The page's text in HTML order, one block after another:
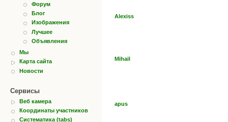
Форум
Блог
Изображения
Лучшее
Объявления
Мы
Карта сайта
Новости
Сервисы
Веб камера
Координаты участников
Систематика (tabs)
Alexiss
Mihail
apus